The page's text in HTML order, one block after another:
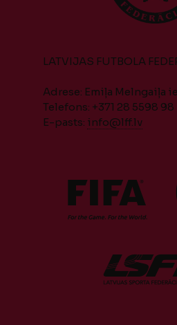
LATVIJAS FUTBOLA
Adrese: Emiļa Melngaiļa
Telefons: +371 28 5598 98
E-pasts: info@lff.lv